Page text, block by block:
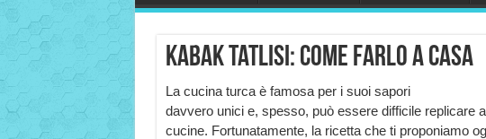
Kabak Tatlisi: come farlo a casa
La cucina turca è famosa per i suoi sapori
davvero unici e, spesso, può essere difficile replicare
cucine. Fortunatamente, la ricetta che ti proponiamo